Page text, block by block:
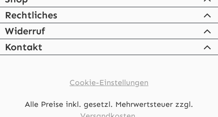
Rechtliches
Widerruf
Kontakt
Cookie-Einstellungen
Alle Preise inkl. gesetzl. Mehrwertsteuer zzgl.